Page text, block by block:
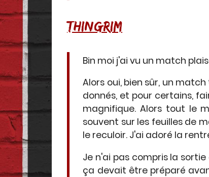
THINGRIM
Bin moi j'ai vu un match
Alors oui, bien sûr, un
donnés, et pour certains,
magnifique. Alors tout le
souvent sur les feuilles de
le reculoir. J'ai adoré la
Je n'ai pas compris la
ça devait être préparé